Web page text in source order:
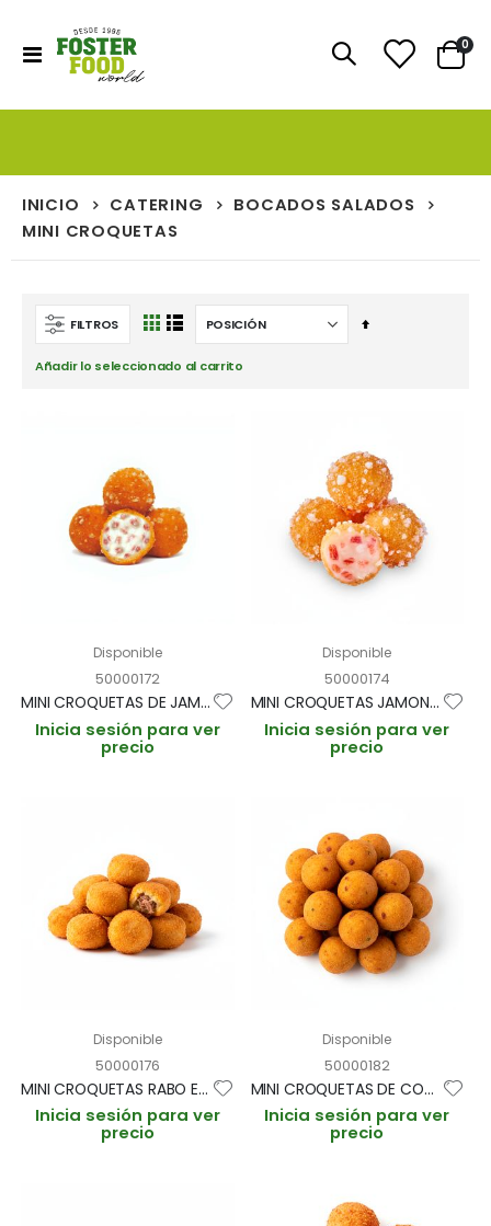
Toggle
Cart
0
INICIO CATERING
BOCADOS SALADOS
MINI CROQUETAS
FILTROS
VerParrilla
Lista
Fijar
Añadir lo seleccionado al carrito
Disponible
50000172
MINI CROQUETAS DE JAMON SERRANO "CROCON" 15gr/3cm BANDEJA1kg (CAJA 3 BANDEJAS 200 und aprox)
Inicia sesión para ver
precio
Disponible
50000174
MINI CROQUETAS JAMON IBERICO "CROCON" 15gr/3cm BANDEJA 1kg (CAJA 3 BANDEJAS 200 und aprox)
Inicia sesión para ver
precio
Disponible
50000176
MINI CROQUETAS RABO ESTOFADO "CROCON" 15g/3cm BANDEJA 1kg (CAJA 3 BANDEJAS 200und aprox)
Inicia sesión para ver
precio
Disponible
50000182
MINI CROQUETAS DE COCIDO "PRINGA" 15gr BANDEJA 1kg (CAJA 3 BANDEJAS)
Inicia sesión para ver
precio